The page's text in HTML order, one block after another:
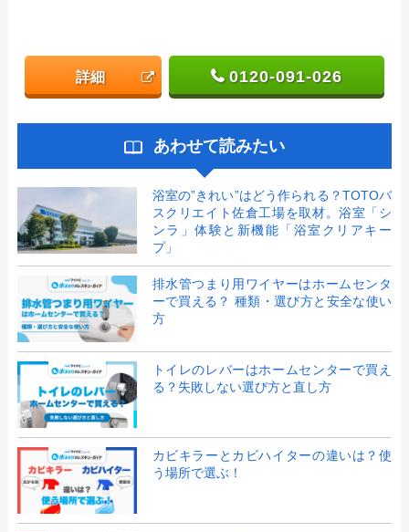
詳細 0120-091-026
あわせて読みたい
浴室の”きれい”はどう作られる？TOTOバ
スクリエイト佐倉工場を取材。浴室「シ
ンラ」体験と新機能「浴室クリアキー
プ」
排水管つまり用ワイヤーはホームセンタ
ーで買える？ 種類・選び方と安全な使い
方
トイレのレバーはホームセンターで買え
る？失敗しない選び方と直し方
カビキラーとカビハイターの違いは？使
う場所で選ぶ！